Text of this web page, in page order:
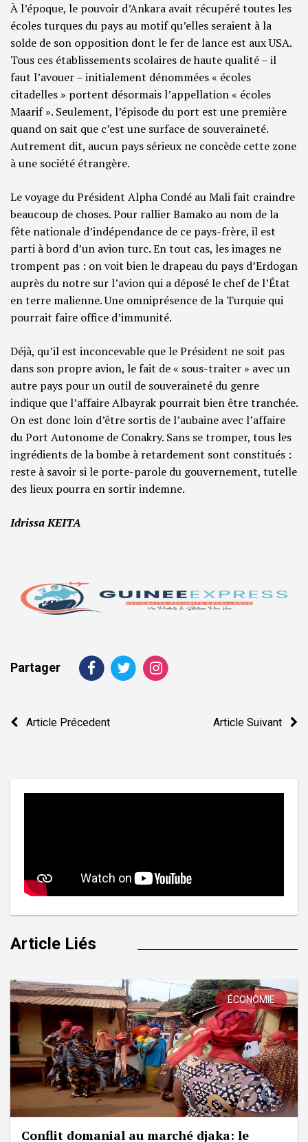
À l’époque, le pouvoir d’Ankara avait récupéré toutes les
écoles turques du pays au motif qu’elles seraient à la
solde de son opposition dont le fer de lance est aux USA.
Tous ces établissements scolaires de haute qualité – il
faut l’avouer – initialement dénommées « écoles
citadelles » portent désormais l’appellation « écoles
Maarif ». Seulement, l’épisode du port est une première
quand on sait que c’est une surface de souveraineté.
Autrement dit, aucun pays sérieux ne concède cette zone
à une société étrangère.
Le voyage du Président Alpha Condé au Mali fait craindre
beaucoup de choses. Pour rallier Bamako au nom de la
fête nationale d’indépendance de ce pays-frère, il est
parti à bord d’un avion turc. En tout cas, les images ne
trompent pas : on voit bien le drapeau du pays d’Erdogan
auprès du notre sur l’avion qui a déposé le chef de l’État
en terre malienne. Une omniprésence de la Turquie qui
pourrait faire office d’immunité.
Déjà, qu’il est inconcevable que le Président ne soit pas
dans son propre avion, le fait de « sous-traiter » avec un
autre pays pour un outil de souveraineté du genre
indique que l’affaire Albayrak pourrait bien être tranchée.
On est donc loin d’être sortis de l’aubaine avec l’affaire
du Port Autonome de Conakry. Sans se tromper, tous les
ingrédients de la bombe à retardement sont constitués :
reste à savoir si le porte-parole du gouvernement, tutelle
des lieux pourra en sortir indemne.
Idrissa KEITA
Partager
Navigation
Article Précedent Article Suivant
Article Liés
ÉCONOMIE
Conflit domanial au marché djaka: le